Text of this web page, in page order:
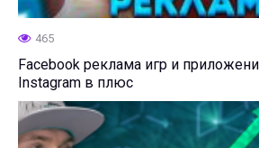
465
Facebook реклама игр и
Instagram в плюс